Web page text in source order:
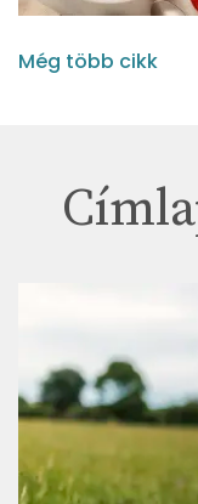
Még több cikk